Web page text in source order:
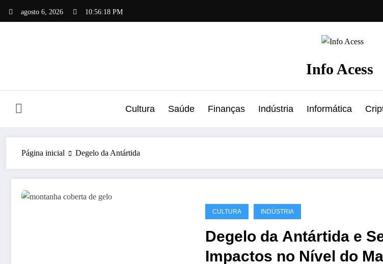
agosto 6, 2026 10:56:19 PM
Info Acess
Cultura Saúde Finanças Indústria Informática
Página inicial Degelo da Antártida
CULTURA INDÚSTRIA
Degelo da Antártida e
Impactos no Nível do